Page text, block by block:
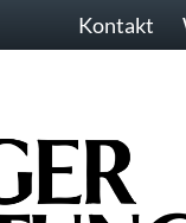
Kontakt